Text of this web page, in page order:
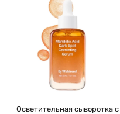
Осветительная сыворотка с